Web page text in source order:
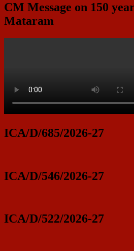
CM Message on 150
Mataram
ICA/D/685/2026-27
ICA/D/546/2026-27
ICA/D/522/2026-27